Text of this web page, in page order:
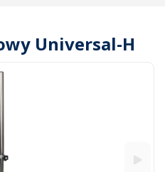
Universal-H